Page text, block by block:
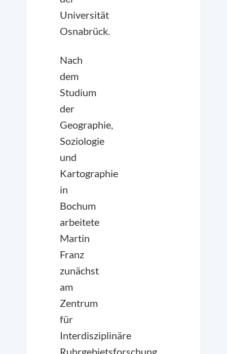
Universität
Osnabrück.
Nach
dem
Studium
der
Geographie,
Soziologie
und
Kartographie
in
Bochum
arbeitete
Martin
Franz
zunächst
am
Zentrum
für
Interdisziplinäre
Ruhrgebietsforschung